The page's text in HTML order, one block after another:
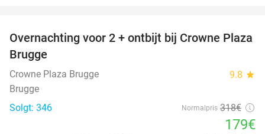
44%
Overnachting voor 2 + ontbijt bij Crowne Plaza
Brugge
Crowne Plaza Brugge 9.8 star
Brugge
Solgt: 346
Normalpris 318€
179€